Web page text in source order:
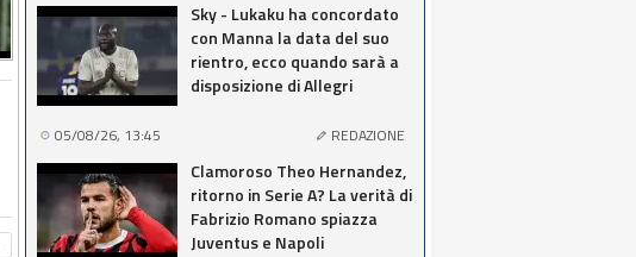
Sky - Lukaku ha concordato
con Manna la data del suo
rientro, ecco quando sarà a
disposizione di Allegri
05/08/26, 13:45 REDAZIONE
Clamoroso Theo Hernandez,
ritorno in Serie A? La verità di
Fabrizio Romano spiazza
Juventus e Napoli